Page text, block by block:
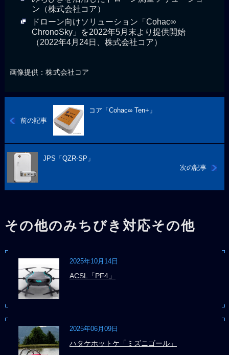
ン（株式会社コア）
ドローン向けソリューション「Cohac∞
ChronoSky」を2022年5月末より提供開始
（2022年4月24日、株式会社コア）
画像提供：株式会社コア
前の記事
コア「Cohac∞ Ten+」
次の記事
JPS「QZR-SP」
その他のみちびき対応その他
2025年10月14日
ACSL「PF4」
2025年06月09日
ハタケホットケ「ミズニゴール」